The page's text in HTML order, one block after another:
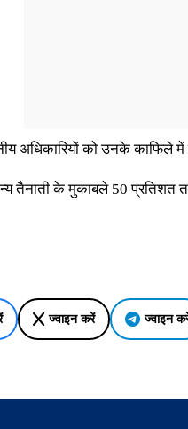
अधिकारियों को उनके काफिले में
तैनाती के मुकाबले 50 प्रतिशत
ज्वाइन करें ज्वाइन